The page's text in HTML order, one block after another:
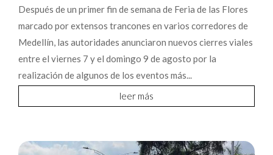
Después de un primer fin de semana de Feria de las Flores
marcado por extensos trancones en varios corredores de
Medellín, las autoridades anunciaron nuevos cierres viales
entre el viernes 7 y el domingo 9 de agosto por la
realización de algunos de los eventos más...
leer más